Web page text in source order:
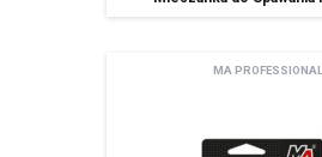
MA PROFESSIONAL